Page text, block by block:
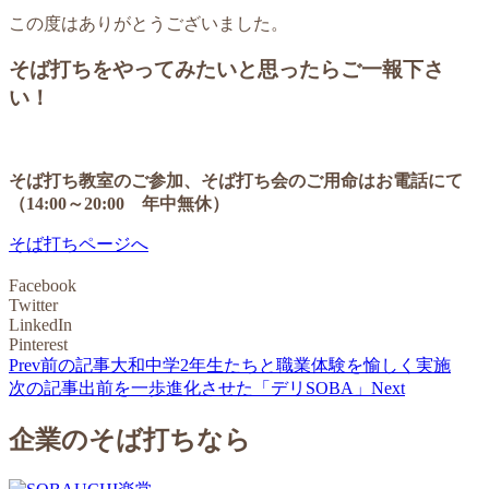
この度はありがとうございました。
そば打ちをやってみたいと思ったらご一報下さ
い！
そば打ち教室のご参加、そば打ち会のご用命はお電話にて
（14:00～20:00 年中無休）
そば打ちページへ
Facebook
Twitter
LinkedIn
Pinterest
Prev前の記事大和中学2年生たちと職業体験を愉しく実施
次の記事出前を一歩進化させた「デリSOBA」 Next
企業のそば打ちなら